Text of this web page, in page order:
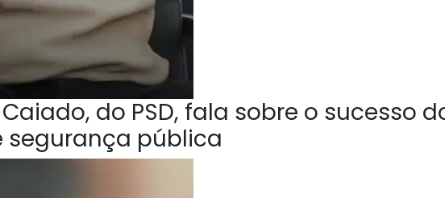
do PSD, fala sobre o sucesso
segurança pública